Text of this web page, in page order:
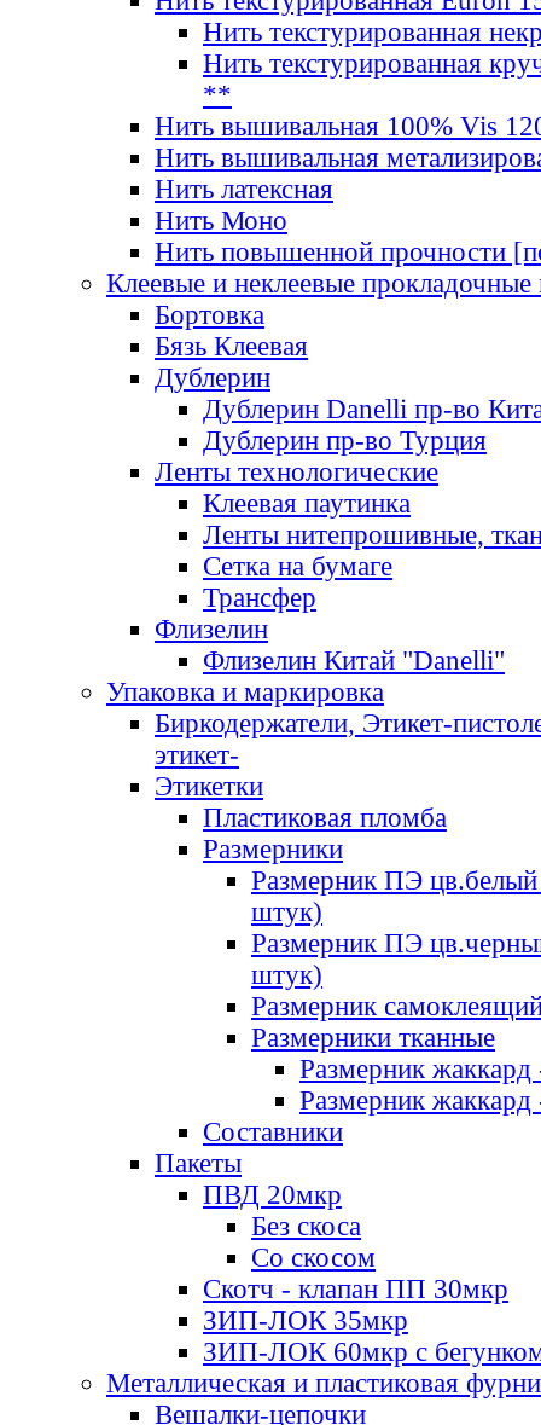
Нить текстурированная
Нить текстурированная
**
Нить вышивальная 100% Vis
Нить вышивальная
Нить латексная
Нить Моно
Нить повышенной прочности
Клеевые и неклеевые прокладочные
Бортовка
Бязь Клеевая
Дублерин
Дублерин Danelli пр-во
Дублерин пр-во Турция
Ленты технологические
Клеевая паутинка
Ленты нитепрошивные,
Сетка на бумаге
Трансфер
Флизелин
Флизелин Китай "Danelli"
Упаковка и маркировка
Биркодержатели, Этикет-
этикет-
Этикетки
Пластиковая пломба
Размерники
Размерник ПЭ цв.белый
штук)
Размерник ПЭ
штук)
Размерник
Размерники тканные
Размерник
Размерник
Составники
Пакеты
ПВД 20мкр
Без скоса
Со скосом
Скотч - клапан ПП 30мкр
ЗИП-ЛОК 35мкр
ЗИП-ЛОК 60мкр с
Металлическая и пластиковая
Вешалки-цепочки